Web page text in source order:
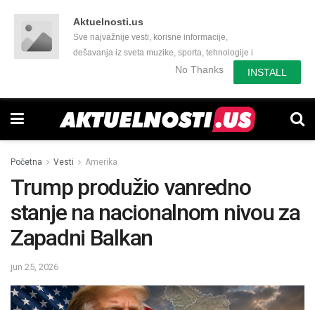
Aktuelnosti.us
Sve najvažnije vesti, korisne informacije,
dešavanja iz sveta muzike, sporta, tehnologije i
još mnogo toga zanimljivog.No Thanks INSTALL
Početna Vesti Amerika
Trump produžio vanredno
stanje na nacionalnom nivou za
Zapadni Balkan
jun 25, 2026